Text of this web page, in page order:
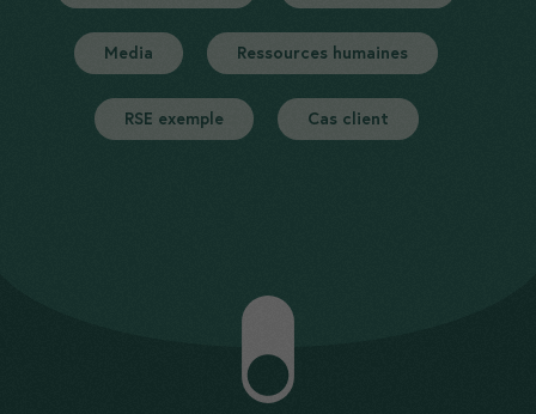
Media Ressources humaines
RSE exemple Cas client